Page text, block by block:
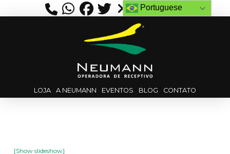
LOJA A NEUMANN EVENTOS BLOG CONTATO
[Show slideshow]
Portuguese